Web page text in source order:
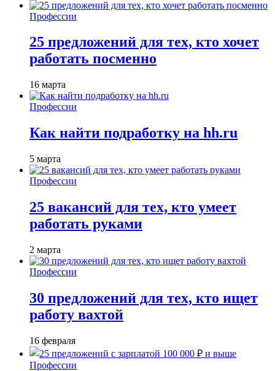
Профессии
25 предложений для тех, кто хочет
работать посменно
16 марта
Профессии
Как найти подработку на hh.ru
5 марта
Профессии
25 вакансий для тех, кто умеет
работать руками
2 марта
Профессии
30 предложений для тех, кто ищет
работу вахтой
16 февраля
Профессии